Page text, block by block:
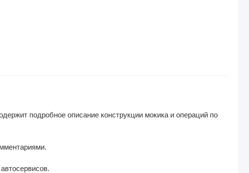
подробное описание конструкции мокика и операций по